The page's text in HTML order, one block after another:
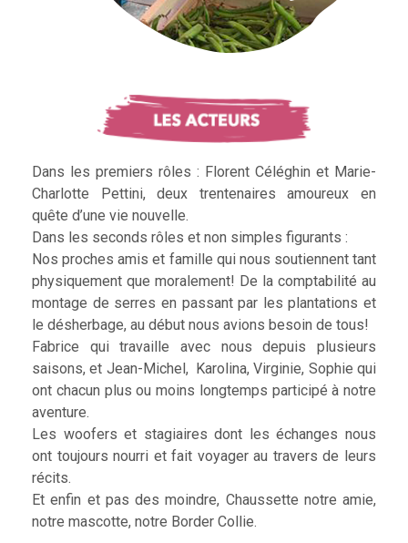
Dans les premiers rôles : Florent Céléghin et Marie-
Charlotte Pettini, deux trentenaires amoureux en
quête d’une vie nouvelle.
Dans les seconds rôles et non simples figurants :
Nos proches amis et famille qui nous soutiennent tant
physiquement que moralement! De la comptabilité au
montage de serres en passant par les plantations et
le désherbage, au début nous avions besoin de tous!
Fabrice qui travaille avec nous depuis plusieurs
saisons, et Jean-Michel, Karolina, Virginie, Sophie qui
ont chacun plus ou moins longtemps participé à notre
aventure.
Les woofers et stagiaires dont les échanges nous
ont toujours nourri et fait voyager au travers de leurs
récits.
Et enfin et pas des moindre, Chaussette notre amie,
notre mascotte, notre Border Collie.